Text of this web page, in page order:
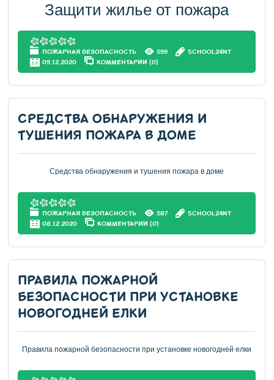
Защити жилье от пожара
ПОЖАРНАЯ БЕЗОПАСНОСТЬ 599
SCHOOL24NT
09.12.2020
КОММЕНТАРИИ (0)
СРЕДСТВА ОБНАРУЖЕНИЯ И
ТУШЕНИЯ ПОЖАРА В ДОМЕ
Средства обнаружения и тушения пожара в доме
ПОЖАРНАЯ БЕЗОПАСНОСТЬ 587
SCHOOL24NT
08.12.2020
КОММЕНТАРИИ (0)
ПРАВИЛА ПОЖАРНОЙ
БЕЗОПАСНОСТИ ПРИ УСТАНОВКЕ
НОВОГОДНЕЙ ЕЛКИ
Правила пожарной безопасности при установке новогодней елки